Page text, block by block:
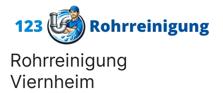
Inhalt
Rohrreinigung
Viernheim